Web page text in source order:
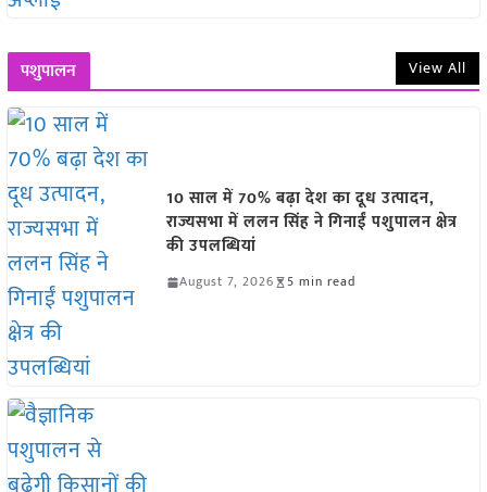
पशुपालन View All
10 साल में 70% बढ़ा देश का दूध उत्पादन,
राज्यसभा में ललन सिंह ने गिनाईं पशुपालन क्षेत्र
की उपलब्धियां
August 7, 2026 5 min read